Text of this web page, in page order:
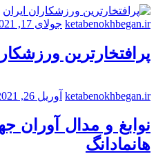
ketabenokhbegan.ir جولای 17, 2021
پرافتخارترین
ketabenokhbegan.ir آوریل 26, 2021
نوابغ و مدال آوران
هانمادانگ